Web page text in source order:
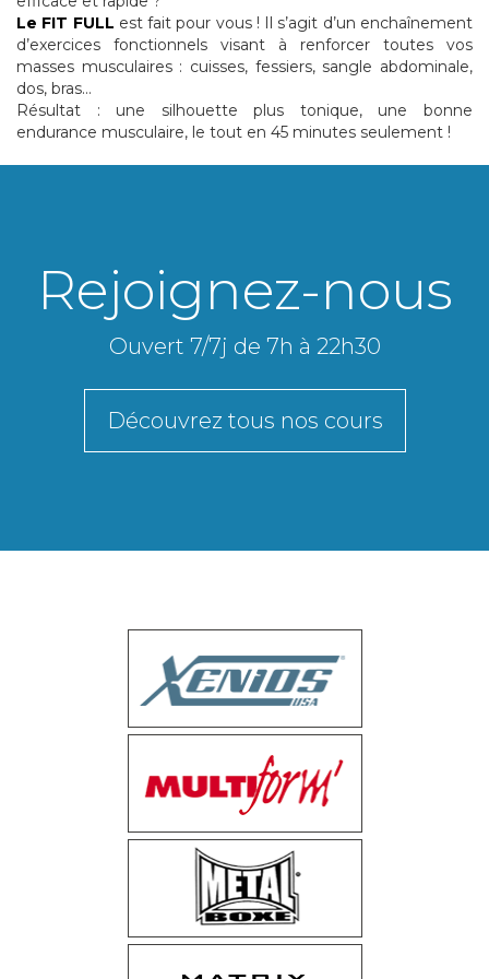
Le FIT FULL est fait pour vous ! Il s’agit d’un enchaînement
d’exercices fonctionnels visant à renforcer toutes vos
masses musculaires : cuisses, fessiers, sangle abdominale,
dos, bras…
Résultat : une silhouette plus tonique, une bonne
endurance musculaire, le tout en 45 minutes seulement !
Rejoignez-nous
Ouvert 7/7j de 7h à 22h30
Découvrez tous nos cours